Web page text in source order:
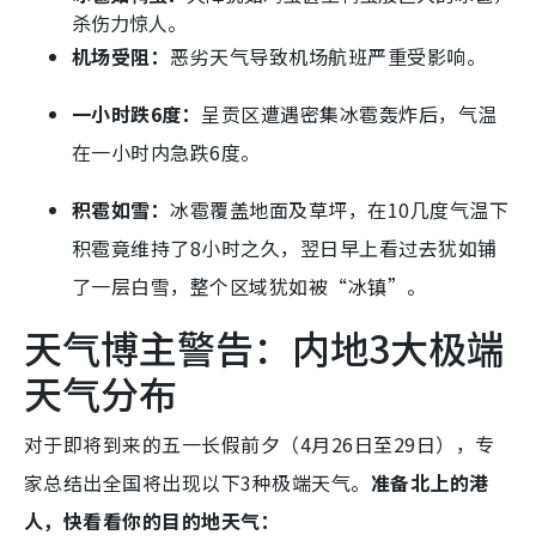
杀伤力惊人。
机场受阻： 恶劣天气导致机场航班严重受影响。
一小时跌6度： 呈贡区遭遇密集冰雹轰炸后，气温
在一小时内急跌6度。
积雹如雪：冰雹覆盖地面及草坪，在10几度气温下
积雹竟维持了8小时之久，翌日早上看过去犹如铺
了一层白雪，整个区域犹如被“冰镇”。
天气博主警告：内地3大极端
天气分布
对于即将到来的五一长假前夕（4月26日至29日），专
家总结出全国将出现以下3种极端天气。 准备北上的港
人，快看看你的目的地天气：